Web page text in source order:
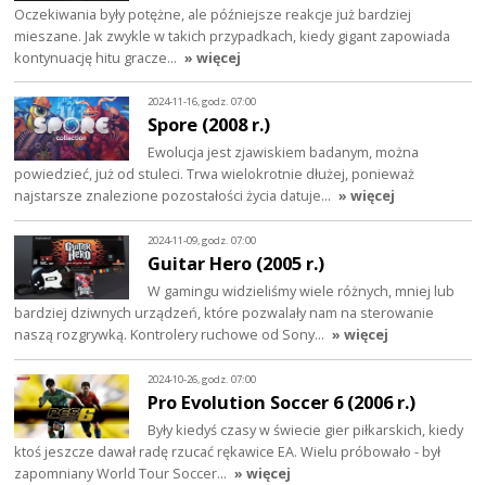
Oczekiwania były potężne, ale późniejsze reakcje już bardziej
mieszane. Jak zwykle w takich przypadkach, kiedy gigant zapowiada
kontynuację hitu gracze… » więcej
2024-11-16, godz. 07:00
Spore (2008 r.)
Ewolucja jest zjawiskiem badanym, można
powiedzieć, już od stuleci. Trwa wielokrotnie dłużej, ponieważ
najstarsze znalezione pozostałości życia datuje… » więcej
2024-11-09, godz. 07:00
Guitar Hero (2005 r.)
W gamingu widzieliśmy wiele różnych, mniej lub
bardziej dziwnych urządzeń, które pozwalały nam na sterowanie
naszą rozgrywką. Kontrolery ruchowe od Sony… » więcej
2024-10-26, godz. 07:00
Pro Evolution Soccer 6 (2006 r.)
Były kiedyś czasy w świecie gier piłkarskich, kiedy
ktoś jeszcze dawał radę rzucać rękawice EA. Wielu próbowało - był
zapomniany World Tour Soccer… » więcej